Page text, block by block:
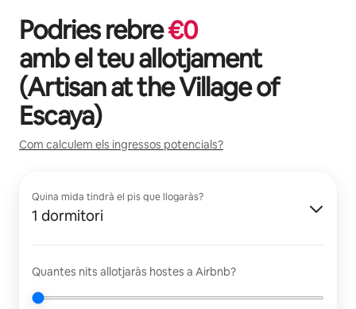
Podries rebre€0
amb el teu allotjament
(Artisan at the Village of
Escaya)
Com calculem els ingressos potencials?
Quina mida tindrà el pis que llogaràs?
1 dormitori
Quantes nits allotjaràs hostes a Airbnb?